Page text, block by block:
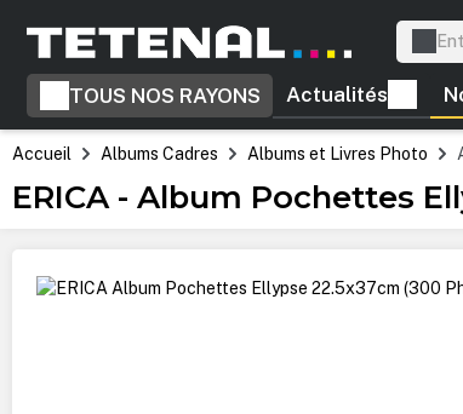
Passer à la navigation principale
TOUS NOS RAYONS Actualités
Accueil Albums Cadres Albums et Livres Photo
ERICA - Album Pochettes
Ignorer la galerie d'images